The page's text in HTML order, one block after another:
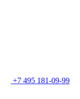
+7 495 181-09-99